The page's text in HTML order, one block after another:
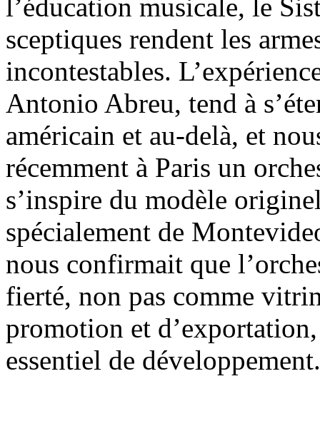
l’éducation musicale, le
sceptiques rendent les
incontestables.
Antonio Abreu, tend à
américain et au-delà, et
récemment à Paris un
s’inspire du modèle
spécialement de
nous confirmait que
fierté, non pas comme
promotion et
essentiel de développement.